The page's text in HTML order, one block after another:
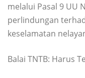
melalui Pasal 9 UU
perlindungan
keselamatan
Balai TNTB: Harus